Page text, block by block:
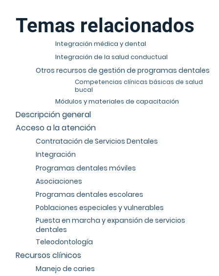
Temas relacionados
Integración médica y dental
Integración de la salud conductual
Otros recursos de gestión de programas dentales
Competencias clínicas básicas de salud
bucal
Módulos y materiales de capacitación
Descripción general
Acceso a la atención
Contratación de Servicios Dentales
Integración
Programas dentales móviles
Asociaciones
Programas dentales escolares
Poblaciones especiales y vulnerables
Puesta en marcha y expansión de servicios
dentales
Teleodontología
Recursos clínicos
Manejo de caries